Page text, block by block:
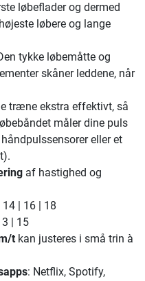
løbeflader og dermed
løbere og lange
tykke løbemåtte og
skåner leddene, når
træne ekstra effektivt, så
måler dine puls
eller et
af hastighed og
| 16 | 18
| 15
t kan justeres i små trin à
: Netflix, Spotify,